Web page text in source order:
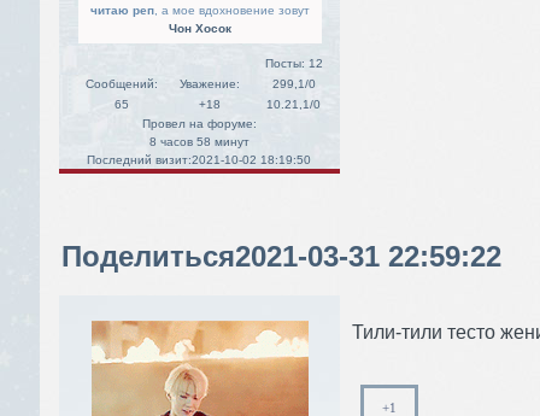
читаю реп, а мое вдохновение зовут
Чон Хосок
Сообщений:
65
Уважение:
+18
Посты: 12
299,1/0
10.21,1/0
Провел на форуме:
8 часов 58 минут
Последний визит:2021-10-02 18:19:50
Поделиться2021-03-31 22:59:22
Тили-тили тесто
+1